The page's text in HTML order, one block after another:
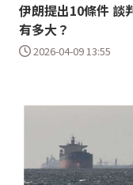
伊朗提出10條件 談
有多大？
2026-04-09 13:55